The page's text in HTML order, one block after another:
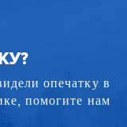
опечатку в
помогите нам